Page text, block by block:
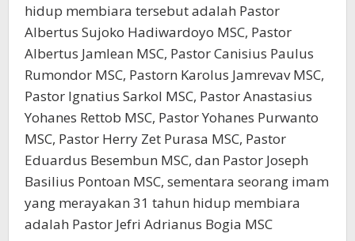
hidup membiara tersebut adalah Pastor
Albertus Sujoko Hadiwardoyo MSC, Pastor
Albertus Jamlean MSC, Pastor Canisius Paulus
Rumondor MSC, Pastorn Karolus Jamrevav MSC,
Pastor Ignatius Sarkol MSC, Pastor Anastasius
Yohanes Rettob MSC, Pastor Yohanes Purwanto
MSC, Pastor Herry Zet Purasa MSC, Pastor
Eduardus Besembun MSC, dan Pastor Joseph
Basilius Pontoan MSC, sementara seorang imam
yang merayakan 31 tahun hidup membiara
adalah Pastor Jefri Adrianus Bogia MSC